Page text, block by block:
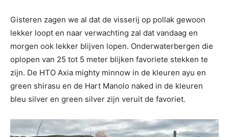
Gisteren zagen we al dat de visserij op pollak gewoon
lekker loopt en naar verwachting zal dat vandaag en
morgen ook lekker blijven lopen. Onderwaterbergen die
oplopen van 25 tot 5 meter blijken favoriete stekken te
zijn. De HTO Axia mighty minnow in de kleuren ayu en
green shirasu en de Hart Manolo naked in de kleuren
bleu silver en green silver zijn veruit de favoriet.